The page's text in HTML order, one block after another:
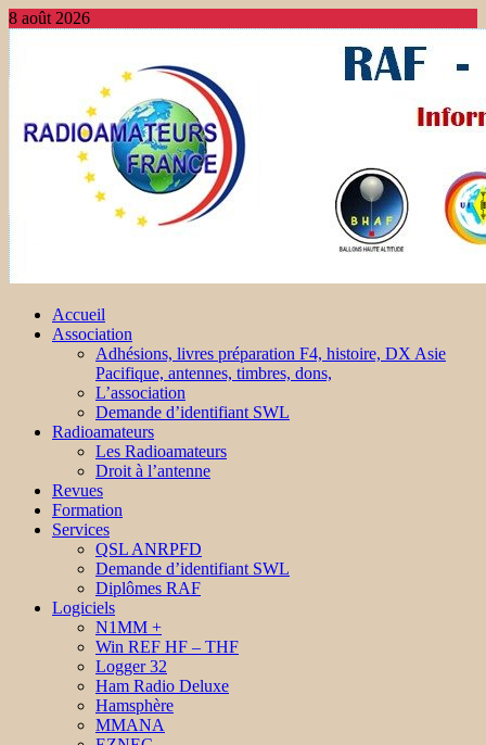
8 août 2026
Accueil
Association
Adhésions, livres préparation F4, histoire, DX Asie
Pacifique, antennes, timbres, dons,
L’association
Demande d’identifiant SWL
Radioamateurs
Les Radioamateurs
Droit à l’antenne
Revues
Formation
Services
QSL ANRPFD
Demande d’identifiant SWL
Diplômes RAF
Logiciels
N1MM +
Win REF HF – THF
Logger 32
Ham Radio Deluxe
Hamsphère
MMANA